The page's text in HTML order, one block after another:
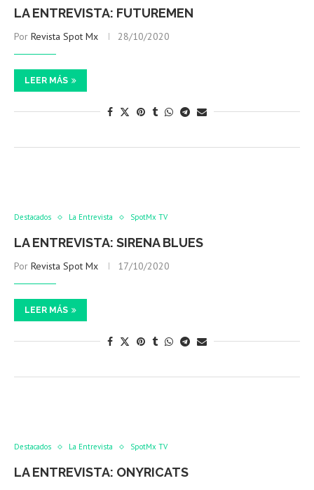
LA ENTREVISTA: FUTUREMEN
Por Revista Spot Mx 28/10/2020
LEER MÁS
Destacados La Entrevista SpotMx TV
LA ENTREVISTA: SIRENA BLUES
Por Revista Spot Mx 17/10/2020
LEER MÁS
Destacados La Entrevista SpotMx TV
LA ENTREVISTA: ONYRICATS